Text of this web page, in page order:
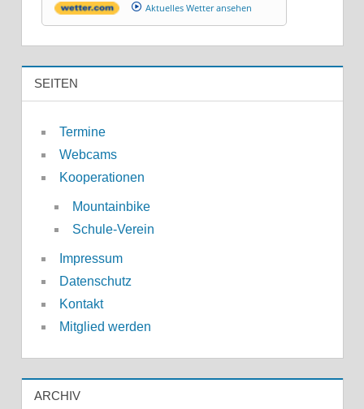
Aktuelles Wetter ansehen
SEITEN
Termine
Webcams
Kooperationen
Mountainbike
Schule-Verein
Impressum
Datenschutz
Kontakt
Mitglied werden
ARCHIV